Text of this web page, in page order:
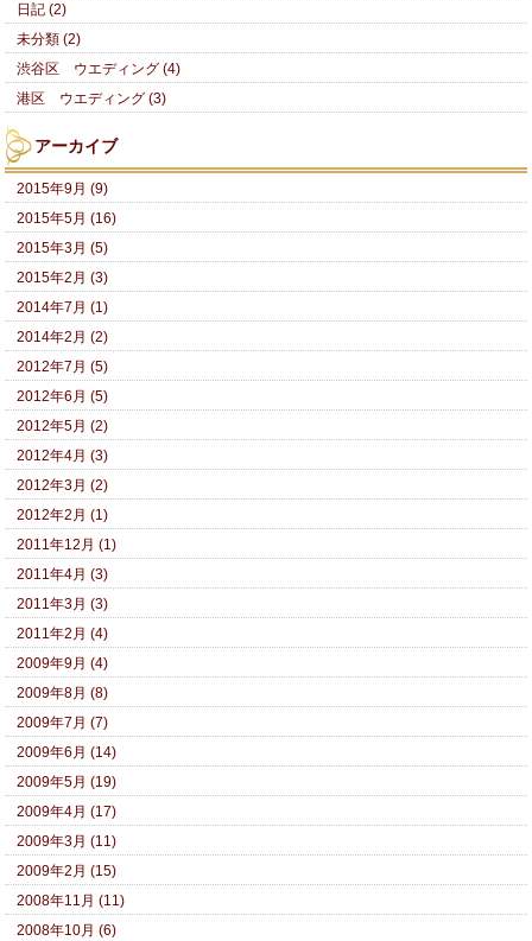
日記 (2)
未分類 (2)
渋谷区 ウエディング (4)
港区 ウエディング (3)
アーカイブ
2015年9月 (9)
2015年5月 (16)
2015年3月 (5)
2015年2月 (3)
2014年7月 (1)
2014年2月 (2)
2012年7月 (5)
2012年6月 (5)
2012年5月 (2)
2012年4月 (3)
2012年3月 (2)
2012年2月 (1)
2011年12月 (1)
2011年4月 (3)
2011年3月 (3)
2011年2月 (4)
2009年9月 (4)
2009年8月 (8)
2009年7月 (7)
2009年6月 (14)
2009年5月 (19)
2009年4月 (17)
2009年3月 (11)
2009年2月 (15)
2008年11月 (11)
2008年10月 (6)